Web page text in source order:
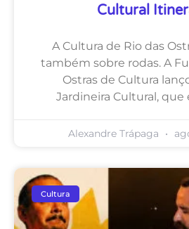
Cultural
A Cultura de Rio das
também sobre rodas. A
Ostras de Cultura
Jardineira Cultural,
Alexandre Trápaga
Cultura